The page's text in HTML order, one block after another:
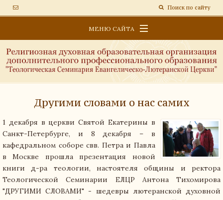
Поиск по сайту
МЕНЮ САЙТА
ОБРАЗОВАТЕЛЬНАЯ ПЛАТФОРМА
СВЕДЕНИЯ ОБ ОБРАЗОВАТЕЛЬНОЙ ОРГАНИЗАЦИИ
НОВОСТИДругими словами о нас самих
1 декабря в церкви Святой Екатерины в
Санкт-Петербурге, и 8 декабря – в
кафедральном соборе свв. Петра и Павла
в Москве прошла презентация новой
книги д-ра теологии, настоятеля общины и ректора
Теологической Семинарии ЕЛЦР Антона Тихомирова
"ДРУГИМИ СЛОВАМИ" - шедевры лютеранской духовной